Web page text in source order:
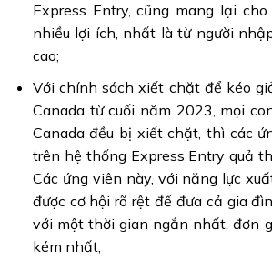
Express Entry, cũng mang lại
nhiều lợi ích, nhất là từ người
cao;
Với chính sách xiết chặt để kéo
Canada từ cuối năm 2023, mọi
Canada đều bị xiết chặt, thì các
trên hệ thống Express Entry quả
Các ứng viên này, với năng lực
được cơ hội rõ rệt để đưa cả gia
với một thời gian ngắn nhất, đơn
kém nhất;